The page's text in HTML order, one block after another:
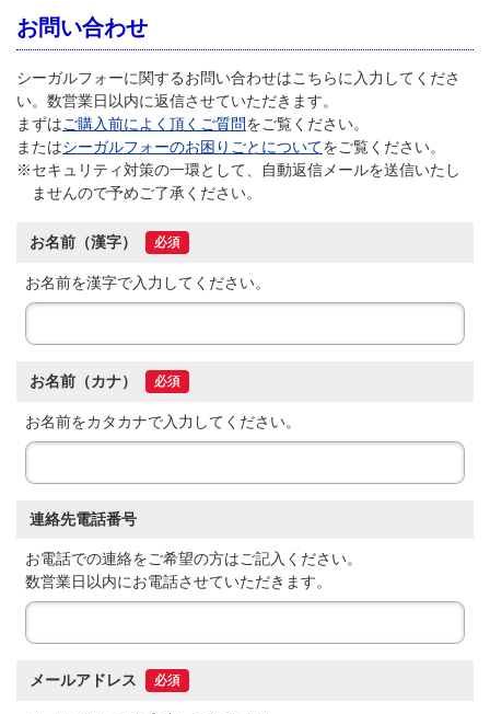
お問い合わせ
シーガルフォーに関するお問い合わせはこちらに入力してくださ
い。数営業日以内に返信させていただきます。
まずはご購入前によく頂くご質問をご覧ください。
またはシーガルフォーのお困りごとについてをご覧ください。
※セキュリティ対策の一環として、自動返信メールを送信いたし
ませんので予めご了承ください。
お名前（漢字） 必須
お名前を漢字で入力してください。
お名前（カナ） 必須
お名前をカタカナで入力してください。
連絡先電話番号
お電話での連絡をご希望の方はご記入ください。
数営業日以内にお電話させていただきます。
メールアドレス 必須